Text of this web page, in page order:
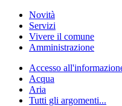
Novità
Servizi
Vivere il comune
Amministrazione
Accesso
Acqua
Aria
Tutti gli argomenti...